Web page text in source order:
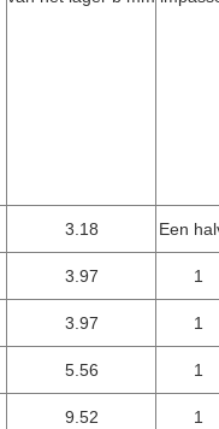
3.18 Een
3.97 1
3.97 1
5.56 1
9.52 1